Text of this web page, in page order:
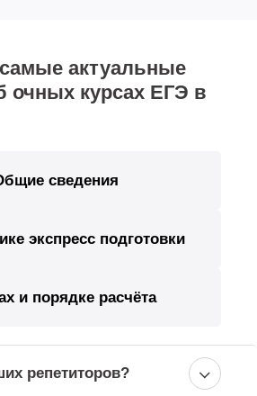
актуальные
очных курсах ЕГЭ в
сведения
экспресс подготовки
и порядке расчёта
репетиторов?